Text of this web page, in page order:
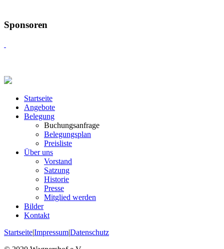
Sponsoren
Startseite
Angebote
Belegung
Buchungsanfrage
Belegungsplan
Preisliste
Über uns
Vorstand
Satzung
Historie
Presse
Mitglied werden
Bilder
Kontakt
Startseite|Impressum|Datenschutz